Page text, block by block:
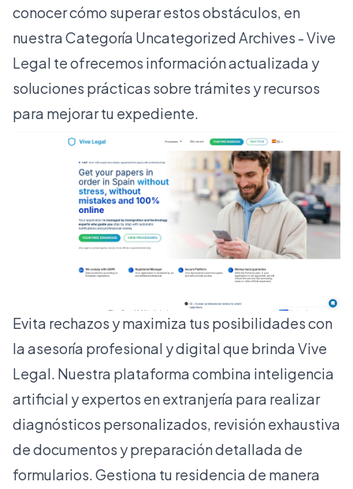
conocer cómo superar estos obstáculos, en
nuestraCategoría Uncategorized Archives - Vive
Legal te ofrecemos información actualizada y
soluciones prácticas sobre trámites y recursos
para mejorar tu expediente.
Evita rechazos y maximiza tus posibilidades con
la asesoría profesional y digital que brindaVive
Legal. Nuestra plataforma combina inteligencia
artificial y expertos en extranjería para realizar
diagnósticos personalizados, revisión exhaustiva
de documentos y preparación detallada de
formularios. Gestiona tu residencia de manera